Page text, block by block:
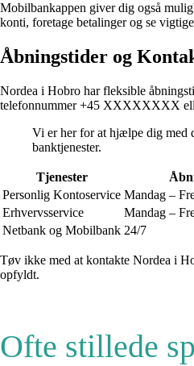
Mobilbankappen giver dig også
konti, foretage betalinger og se
Åbningstider og
Nordea i Hobro har fleksible
telefonnummer +45 XXXXXXXX
Vi er her for at hjælpe dig med
banktjenester.
Tjenester
Personlig Kontoservice Mandag –
Erhvervsservice
Mandag –
Netbank og Mobilbank 24/7
Tøv ikke med at kontakte Nordea i
opfyldt.
Ofte stillede